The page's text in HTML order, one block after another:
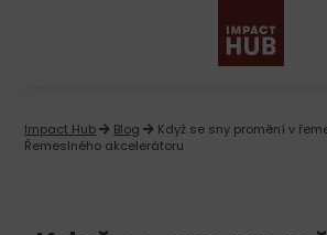
Impact Hub Blog
Když se sny promění v
Řemeslného akcelerátoru